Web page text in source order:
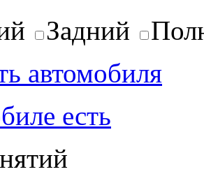
Задний
автомобиля
есть